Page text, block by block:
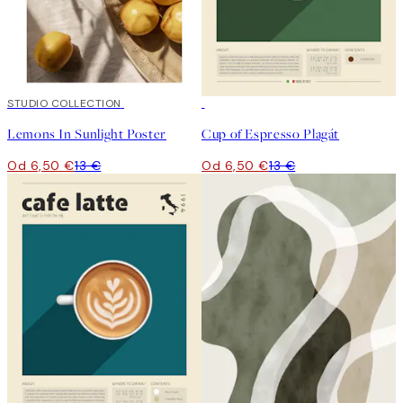
50%*
STUDIO COLLECTION
Lemons In Sunlight Poster
Od 6,50 €13 €
Cup of Espresso Plagát
Od 6,50 €13 €